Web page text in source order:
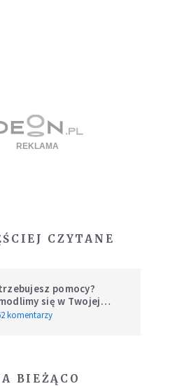
CZYTANE
pomocy?
się w Twojej
komentarzy
BIEŻĄCO